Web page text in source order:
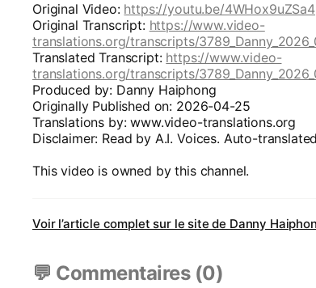
Original Video: https://youtu.be/4WHox9uZSa4
Original Transcript: https://www.video-
translations.org/transcripts/
Translated Transcript: https://www.video-
translations.org/transcripts/
Produced by: Danny Haiphong
Originally Published on: 2026-04-25
Translations by: www.video-translations.org
Disclaimer: Read by A.I. Voices. Auto-
This video is owned by this channel.
Voir l’article complet sur le site de Danny
💬 Commentaires (0)